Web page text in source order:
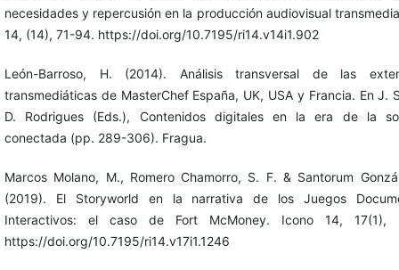
necesidades y repercusión en la producción audiovisual
14, (14), 71-94. https://doi.org/10.7195/ri14.v14i1.902
León-Barroso, H. (2014). Análisis transversal de las
transmediáticas de MasterChef España, UK, USA y Francia. En J.
D. Rodrigues (Eds.), Contenidos digitales en la era de la
conectada (pp. 289-306). Fragua.
Marcos Molano, M., Romero Chamorro, S. F. & Santorum
(2019). El Storyworld en la narrativa de los Juegos
Interactivos: el caso de Fort McMoney. Icono 14, 17(1),
https://doi.org/10.7195/ri14.v17i1.1246